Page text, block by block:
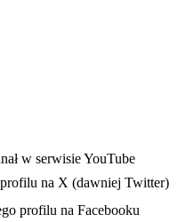
karcie
w serwisie YouTube
profilu na X (dawniej Twitter)
karcie
profilu na Facebooku